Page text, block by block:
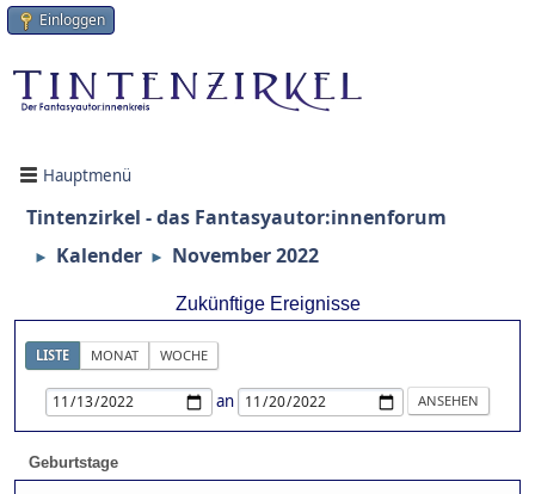
Einloggen
Hauptmenü
Tintenzirkel - das Fantasyautor:innenforum
► Kalender ► November 2022
Zukünftige Ereignisse
LISTE MONAT WOCHE
an
Geburtstage